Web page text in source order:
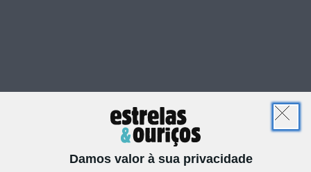
Damos valor à sua privacidade